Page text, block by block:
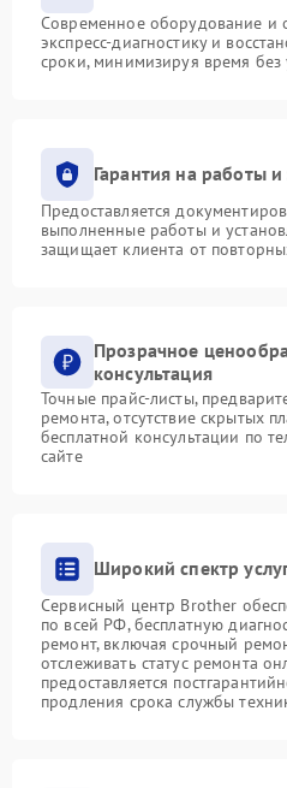
Современное оборудование и
экспресс-диагностику и
сроки, минимизируя время без
Гарантия на работы и
Предоставляется
выполненные работы и
защищает клиента от
Прозрачное
консультация
Точные прайс-листы,
ремонта, отсутствие скрытых
бесплатной консультации по
сайте
Широкий спектр
Сервисный центр Brother
по всей РФ, бесплатную
ремонт, включая срочный
отслеживать статус ремонта
предоставляется
продления срока службы